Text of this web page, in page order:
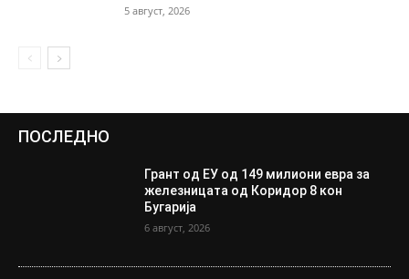
5 август, 2026
ПОСЛЕДНО
Грант од ЕУ од 149 милиони евра за
железницата од Коридор 8 кон
Бугарија
6 август, 2026